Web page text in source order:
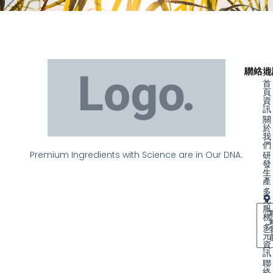
Premium Ingredients with Science are in Our DNA.
聯絡
網站
首
頁
資
訊
關
於
我
們
研
發
生
產
多
元
服
務
多
元
資
訊
聯